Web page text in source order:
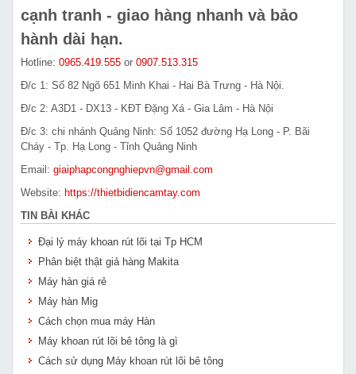
cạnh tranh - giao hàng nhanh và bảo
hành dài hạn.
Hotline: 0965.419.555 or 0907.513.315
Đ/c 1: Số 82 Ngõ 651 Minh Khai - Hai Bà Trưng - Hà Nội.
Đ/c 2: A3D1 - DX13 - KĐT Đặng Xá - Gia Lâm - Hà Nội
Đ/c 3: chi nhánh Quảng Ninh: Số 1052 đường Hạ Long - P. Bãi
Cháy - Tp. Hạ Long - Tỉnh Quảng Ninh
Email: giaiphapcongnghiepvn@gmail.com
Website: https://thietbidiencamtay.com
TIN BÀI KHÁC
Đại lý máy khoan rút lõi tại Tp HCM
Phân biệt thật giả hàng Makita
Máy hàn giá rẻ
Máy hàn Mig
Cách chọn mua máy Hàn
Máy khoan rút lõi bê tông là gì
Cách sử dụng Máy khoan rút lõi bê tông